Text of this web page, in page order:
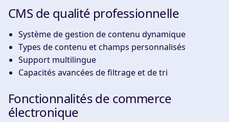
CMS de qualité professionnelle
Système de gestion de contenu dynamique
Types de contenu et champs personnalisés
Support multilingue
Capacités avancées de filtrage et de tri
Fonctionnalités de commerce
électronique